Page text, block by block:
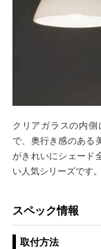
クリアガラスの内
で、奥行き感のある
がきれいにシェード
い人気シリーズです。
スペック情報
取付方法